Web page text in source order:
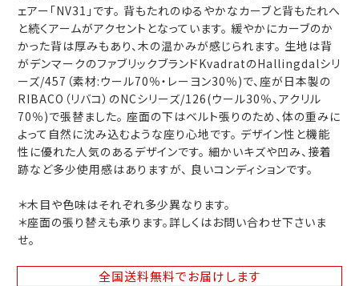
ェアー「NV31」です。 背もたれのゆるやかなカーブと背もたれへ
と続くアームがアクセントとなっています。 緩やかにカーブのか
かった背は厚みもあり、木の温かみが感じられます。 生地は背
がデンマークのファブリックブランドKvadratのHallingdalシリ
ーズ/457（素材:ウール70％・レーヨン30％)で、座が日本製の
RIBACO（リバコ）のNCシリーズ/126(ウール30％、アクリル
70％)で張替ました。 座面の下はベルト張りのため、体の重みに
よって自然に沈み込むような座り心地です。 デザイン性と機能
性に優れた人気のあるデザインです。 細かいキズや凹み、接着
跡など多少使用感はありますが、 良いコンディションです。
＊木目や色味はそれぞれ多少異なります。
＊座面の張り替えも承ります。詳しくはお問い合わせ下さいま
せ。
全国送料無料でお届けします